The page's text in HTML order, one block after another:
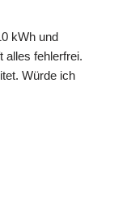
kWh und
alles fehlerfrei.
Würde ich